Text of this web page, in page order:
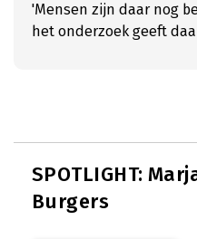
'Mensen zijn daar nog
het onderzoek geeft
SPOTLIGHT:
Burgers